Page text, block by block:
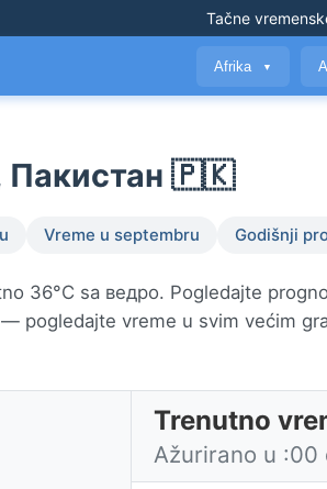
Tačne
Afrika ▼
Пакистан 🇵🇰
Vreme u septembru Godišnji
36°C sa ведро. Pogledajte
— pogledajte vreme u svim većim
Trenutno
Ažurirano u :00